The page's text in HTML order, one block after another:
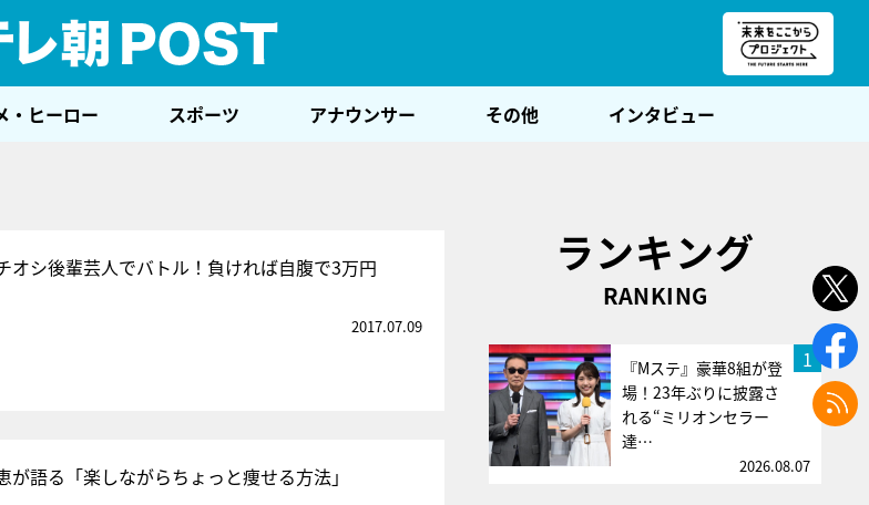
・ヒーロー スポーツ アナウンサー その他 インタビュー
オシ後輩芸人でバトル！負ければ自腹で3万円
2017.07.09
語る「楽しながらちょっと痩せる方法」
ランキング
RANKING
1
『Mステ』豪華8組が登
場！23年ぶりに披露さ
れる“ミリオンセラー
達…
2026.08.07